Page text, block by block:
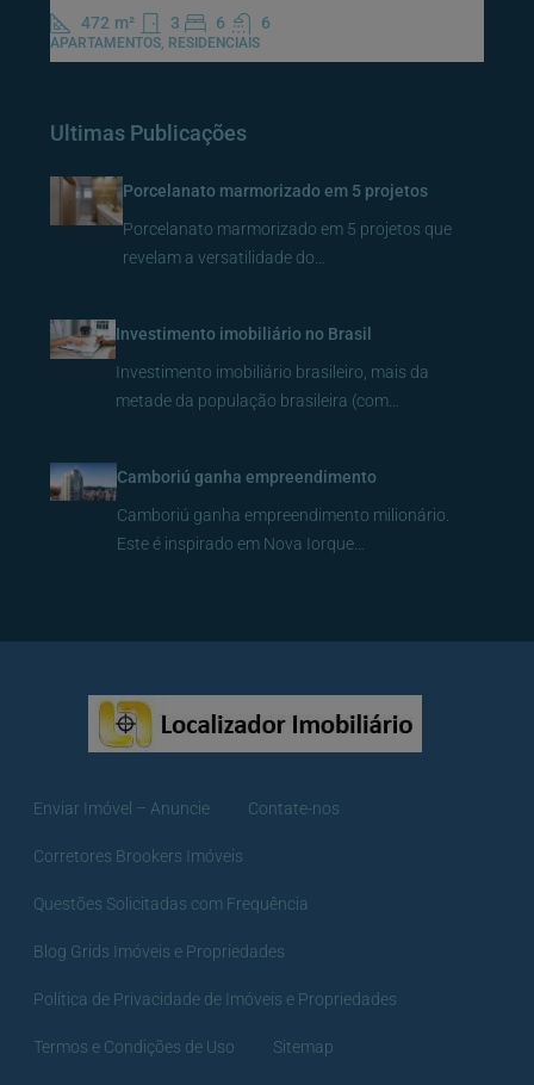
472 m² 3 6 6
APARTAMENTOS, RESIDENCIAIS
Ultimas Publicações
Porcelanato marmorizado em 5 projetos
Porcelanato marmorizado em 5 projetos que
revelam a versatilidade do…
Investimento imobiliário no Brasil
Investimento imobiliário brasileiro, mais da
metade da população brasileira (com…
Camboriú ganha empreendimento
Camboriú ganha empreendimento milionário.
Este é inspirado em Nova Iorque…
Enviar Imóvel – Anuncie Contate-nos
Corretores Brookers Imóveis
Questões Solicitadas com Frequência
Blog Grids Imóveis e Propriedades
Política de Privacidade de Imóveis e Propriedades
Termos e Condições de Uso Sitemap